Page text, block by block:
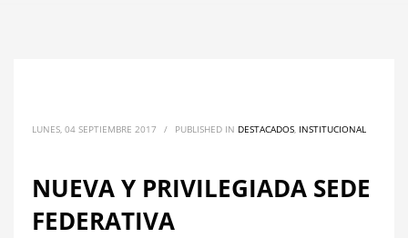
LUNES, 04 SEPTIEMBRE 2017 / PUBLISHED IN DESTACADOS INSTITUCIONAL
NUEVA Y PRIVILEGIADA SEDE
FEDERATIVA